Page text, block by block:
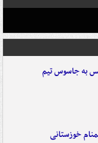
به جاسوس تیم
خوزستانی